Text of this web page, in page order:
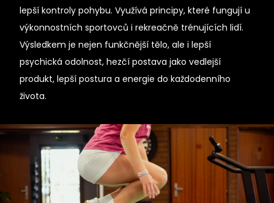
lepší kontroly pohybu. Využívá principy, které fungují u
výkonnostních sportovců i rekreačně trénujících lidí.
Výsledkem je nejen funkčnější tělo, ale i lepší
psychická odolnost, hezčí postava jako vedlejší
produkt, lepší postura a energie do každodenního
života.